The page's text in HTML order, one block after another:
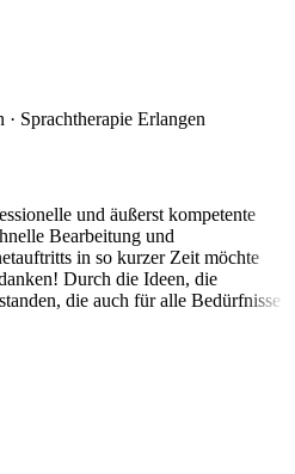
· Sprachtherapie Erlangen
und äußerst kompetente
Bearbeitung und
in so kurzer Zeit möchte
Durch die Ideen, die
die auch für alle Bedürfnisse